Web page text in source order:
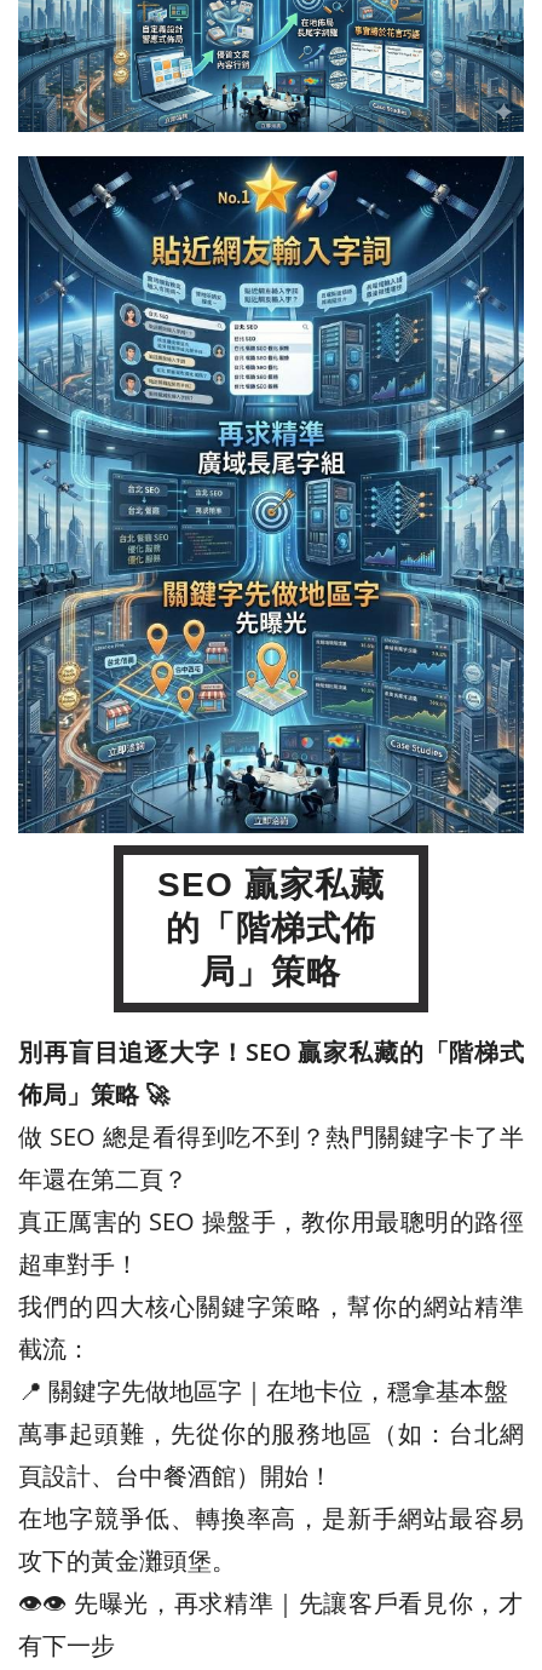
SEO 贏家私藏
的「階梯式佈
局」策略
別再盲目追逐大字！SEO 贏家私藏的「階梯式
佈局」策略 🚀
做 SEO 總是看得到吃不到？熱門關鍵字卡了半
年還在第二頁？
真正厲害的 SEO 操盤手，教你用最聰明的路徑
超車對手！
我們的四大核心關鍵字策略，幫你的網站精準
截流：
📍 關鍵字先做地區字｜在地卡位，穩拿基本盤
萬事起頭難，先從你的服務地區（如：台北網
頁設計、台中餐酒館）開始！
在地字競爭低、轉換率高，是新手網站最容易
攻下的黃金灘頭堡。
👁️‍👁️‍ 先曝光，再求精準｜先讓客戶看見你，才
有下一步